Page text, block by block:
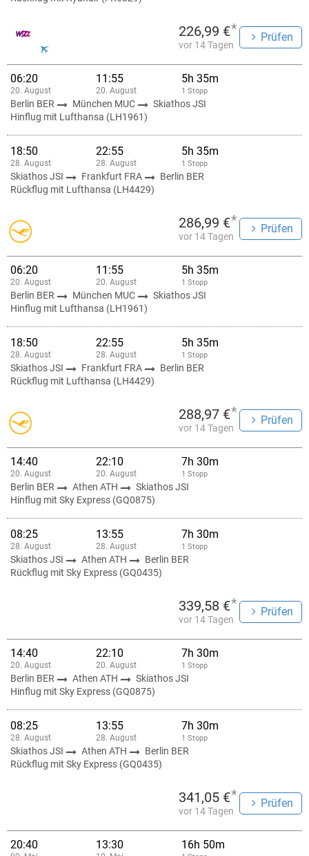
226,99 €*
vor 14 Tagen
Prüfen
06:20
20. August
11:55
20. August
5h 35m
1 Stopp
Berlin BER München MUC
Skiathos JSI
Hinflug mit Lufthansa (LH1961)
18:50
28. August
22:55
28. August
5h 35m
1 Stopp
Skiathos JSI Frankfurt FRA
Berlin BER
Rückflug mit Lufthansa (LH4429)
286,99 €*
vor 14 Tagen
Prüfen
06:20
20. August
11:55
20. August
5h 35m
1 Stopp
Berlin BER München MUC
Skiathos JSI
Hinflug mit Lufthansa (LH1961)
18:50
28. August
22:55
28. August
5h 35m
1 Stopp
Skiathos JSI Frankfurt FRA
Berlin BER
Rückflug mit Lufthansa (LH4429)
288,97 €*
vor 14 Tagen
Prüfen
14:40
20. August
22:10
20. August
7h 30m
1 Stopp
Berlin BER Athen ATH
Skiathos JSI
Hinflug mit Sky Express (GQ0875)
08:25
28. August
13:55
28. August
7h 30m
1 Stopp
Skiathos JSI Athen ATH
Berlin BER
Rückflug mit Sky Express (GQ0435)
339,58 €*
vor 14 Tagen
Prüfen
14:40
20. August
22:10
20. August
7h 30m
1 Stopp
Berlin BER Athen ATH
Skiathos JSI
Hinflug mit Sky Express (GQ0875)
08:25
28. August
13:55
28. August
7h 30m
1 Stopp
Skiathos JSI Athen ATH
Berlin BER
Rückflug mit Sky Express (GQ0435)
341,05 €*
vor 14 Tagen
Prüfen
20:40 13:30 16h 50m